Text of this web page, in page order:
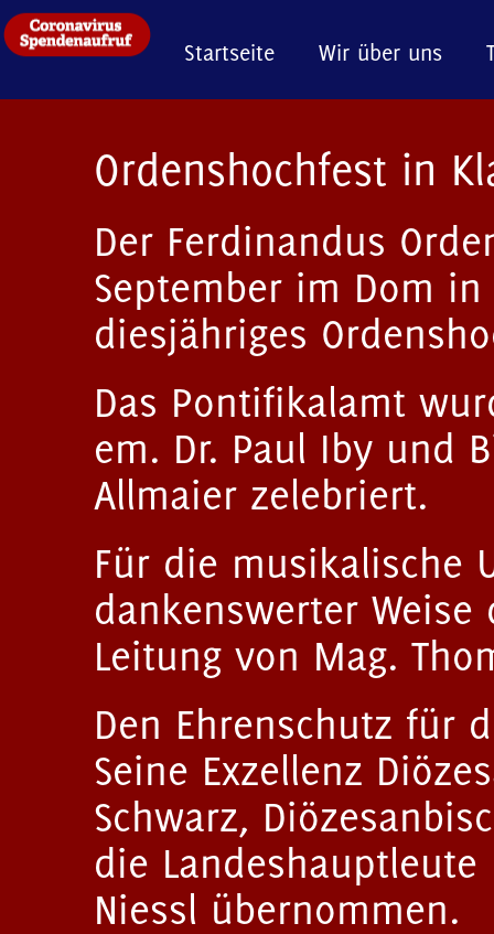
Startseite Wir über uns
Ordenshochfest in
Der Ferdinandus
September im Dom
diesjähriges
Das Pontifikalamt
em. Dr. Paul Iby und
Allmaier zelebriert.
Für die musikalische
dankenswerter
Leitung von Mag.
Den Ehrenschutz für
Seine Exzellenz
Schwarz,
die Landeshauptleute
Niessl übernommen.